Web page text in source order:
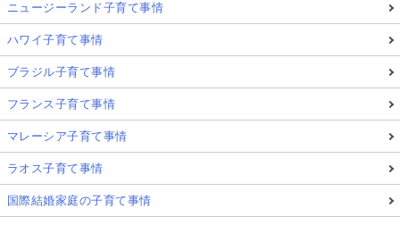
ニュージーランド子育て事情
ハワイ子育て事情
ブラジル子育て事情
フランス子育て事情
マレーシア子育て事情
ラオス子育て事情
国際結婚家庭の子育て事情